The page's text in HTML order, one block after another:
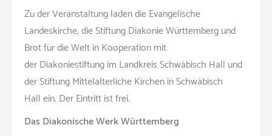
Zu der Veranstaltung laden die Evangelische
Landeskirche, die Stiftung Diakonie Württemberg und
Brot für die Welt in Kooperation mit
der Diakoniestiftung im Landkreis Schwäbisch Hall und
der Stiftung Mittelalterliche Kirchen in Schwäbisch
Hall ein. Der Eintritt ist frei.
Das Diakonische Werk Württemberg